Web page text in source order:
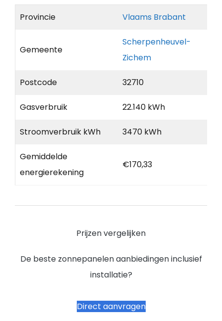
Provincie Vlaams Brabant
Gemeente
Scherpenheuvel-
Zichem
Postcode 32710
Gasverbruik 22.140 kWh
Stroomverbruik kWh 3470 kWh
Gemiddelde
energierekening
€170,33
Prijzen vergelijken
De beste zonnepanelen aanbiedingen inclusief
installatie?
Direct aanvragen